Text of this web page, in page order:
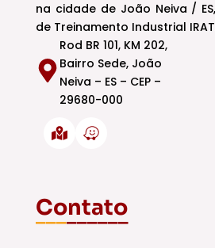
na cidade de João Neiva /
de Treinamento Industrial
Rod BR 101, KM 202,
Bairro Sede, João
Neiva – ES – CEP –
29680-000
Contato
_________